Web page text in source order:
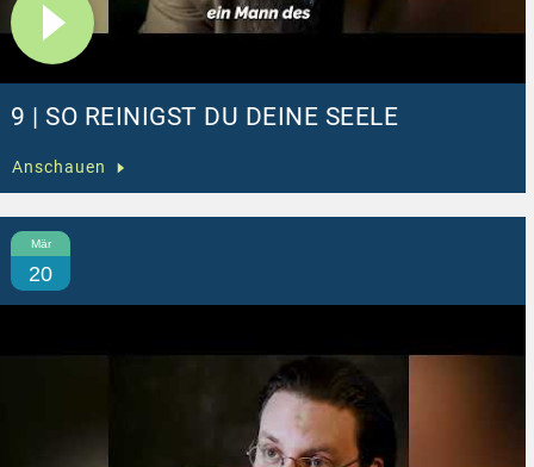
9 | SO REINIGST DU DEINE SEELE
Anschauen
Mär
20